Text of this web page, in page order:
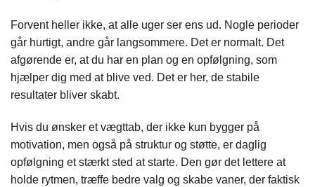
Forvent heller ikke, at alle uger ser ens ud. Nogle perioder
går hurtigt, andre går langsommere. Det er normalt. Det
afgørende er, at du har en plan og en opfølgning, som
hjælper dig med at blive ved. Det er her, de stabile
resultater bliver skabt.
Hvis du ønsker et vægttab, der ikke kun bygger på
motivation, men også på struktur og støtte, er daglig
opfølgning et stærkt sted at starte. Den gør det lettere at
holde rytmen, træffe bedre valg og skabe vaner, der faktisk